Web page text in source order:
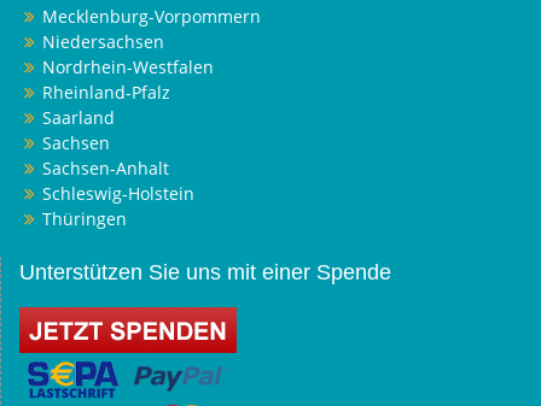
Mecklenburg-Vorpommern
Niedersachsen
Nordrhein-Westfalen
Rheinland-Pfalz
Saarland
Sachsen
Sachsen-Anhalt
Schleswig-Holstein
Thüringen
Unterstützen Sie uns mit einer Spende